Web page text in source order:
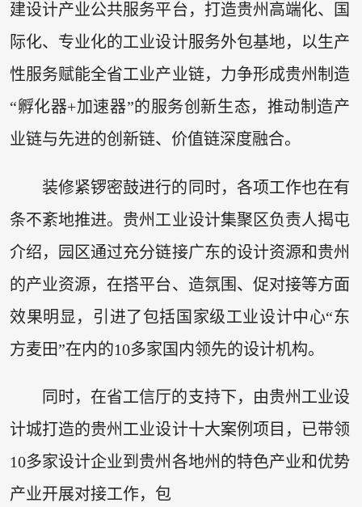
建设计产业公共服务平台，打造贵州高端化、国
际化、专业化的工业设计服务外包基地，以生产
性服务赋能全省工业产业链，力争形成贵州制造
“孵化器+加速器”的服务创新生态，推动制造产
业链与先进的创新链、价值链深度融合。
装修紧锣密鼓进行的同时，各项工作也在有
条不紊地推进。贵州工业设计集聚区负责人揭屯
介绍，园区通过充分链接广东的设计资源和贵州
的产业资源，在搭平台、造氛围、促对接等方面
效果明显，引进了包括国家级工业设计中心“东
方麦田”在内的10多家国内领先的设计机构。
同时，在省工信厅的支持下，由贵州工业设
计城打造的贵州工业设计十大案例项目，已带领
10多家设计企业到贵州各地州的特色产业和优势
产业开展对接工作，包